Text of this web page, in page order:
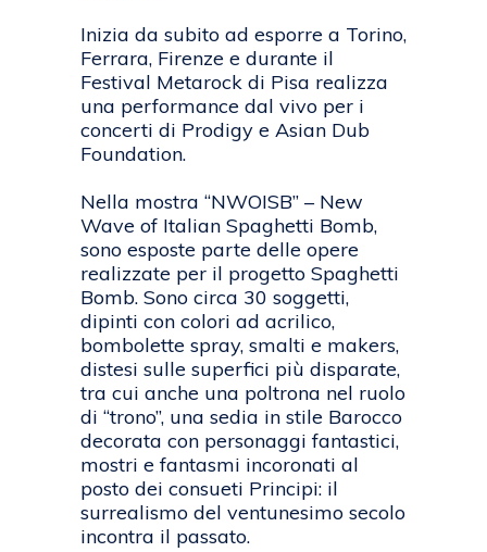
Inizia da subito ad esporre a Torino,
Ferrara, Firenze e durante il
Festival Metarock di Pisa realizza
una performance dal vivo per i
concerti di Prodigy e Asian Dub
Foundation.
Nella mostra “NWOISB” – New
Wave of Italian Spaghetti Bomb,
sono esposte parte delle opere
realizzate per il progetto Spaghetti
Bomb. Sono circa 30 soggetti,
dipinti con colori ad acrilico,
bombolette spray, smalti e makers,
distesi sulle superfici più disparate,
tra cui anche una poltrona nel ruolo
di “trono”, una sedia in stile Barocco
decorata con personaggi fantastici,
mostri e fantasmi incoronati al
posto dei consueti Principi: il
surrealismo del ventunesimo secolo
incontra il passato.